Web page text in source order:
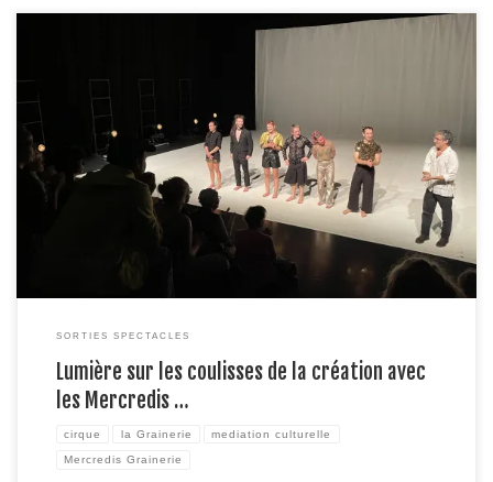
Une fois par mois, la Grainerie ouvre ses portes a un petit groupe afin de
montrer les coulisses de la création d’un spectacle. Ces rencontres se
découpent en trois temps. Dans un premier temps une compagnie en
résidence présente un extrait de son travail en cours, s’en suit un échange
[…]
SORTIES SPECTACLES
Lumière sur les coulisses de la création avec
les Mercredis …
cirque la Grainerie mediation culturelle
Mercredis Grainerie